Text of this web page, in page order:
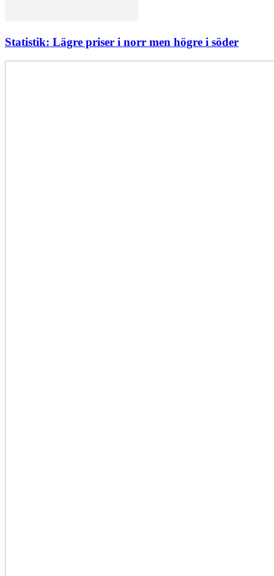
Statistik: Lägre priser i norr men högre i söder